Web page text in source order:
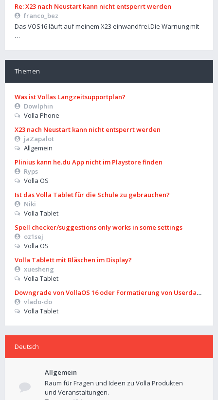
Re: X23 nach Neustart kann nicht entsperrt werden
franco_bez
Das VOS16 läuft auf meinem X23 einwandfrei.Die Warnung mit
…
Themen
Was ist Vollas Langzeitsupportplan?
Dowlphin
Volla Phone
X23 nach Neustart kann nicht entsperrt werden
jaZapalot
Allgemein
Plinius kann he.du App nicht im Playstore finden
Ryps
Volla OS
Ist das Volla Tablet für die Schule zu gebrauchen?
Niki
Volla Tablet
Spell checker/suggestions only works in some settings
oz1sej
Volla OS
Volla Tablett mit Bläschen im Display?
xuesheng
Volla Tablet
Downgrade von VollaOS 16 oder Formatierung von Userdata
vlado-do
Volla Tablet
Deutsch
Allgemein
Raum für Fragen und Ideen zu Volla Produkten
und Veranstaltungen.